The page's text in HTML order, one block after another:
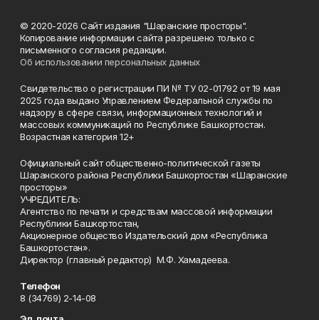
© 2020-2026 Сайт издания "Шаранские просторы".
Копирование информации сайта разрешено только с
письменного согласия редакции.
Об использовании персональных данных
Свидетельство о регистрации ПИ № ТУ 02-01792 от 19 мая
2025 года выдано Управлением Федеральной службы по
надзору в сфере связи, информационных технологий и
массовых коммуникаций по Республике Башкортостан.
Возрастная категория 12+
Официальный сайт общественно-политической газеты
Шаранского района Республики Башкортостан «Шаранские
просторы»
УЧРЕДИТЕЛЬ:
Агентство по печати и средствам массовой информации
Республики Башкортостан,
Акционерное общество Издательский дом «Республика
Башкортостан».
Директор (главный редактор) М.Ф. Хамадеева.
Телефон
8 (34769) 2-14-08